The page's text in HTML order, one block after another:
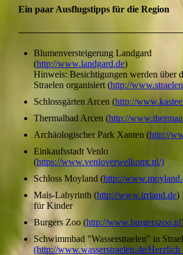
Ein paar Ausflugstipps für die Region
Blumenversteigerung Landgard
(http://www.landgard.de)
Hinweis: Besichtigungen werden über
Straelen organisiert (http://
Schlossgärten Arcen (http://
Thermalbad Arcen (http://
Archäologischer Park Xanten (http://
Einkaufsstadt Venlo
(https://www.venloverwelkomt.nl/)
Schloss Moyland (http://
Mais-Labyrinth (http://www.irrland.de)
für Kinder
Burgers Zoo (http://www.burgerszoo.nl
Schwimmbad "Wasserstraelen" in
(http://www.wasserstraelen.de/